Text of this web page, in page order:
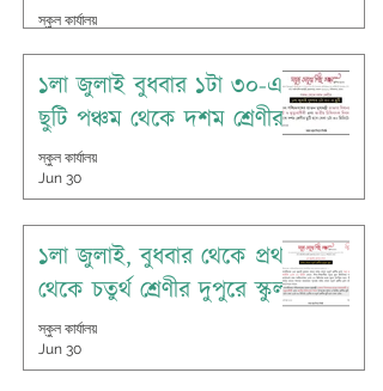
স্কুল কার্যালয়
১লা জুলাই বুধবার ১টা ৩০-এ
ছুটি পঞ্চম থেকে দশম শ্রেণীর
স্কুল কার্যালয়
Jun 30
১লা জুলাই, বুধবার থেকে প্রথম
থেকে চতুর্থ শ্রেণীর দুপুরে স্কুল
স্কুল কার্যালয়
Jun 30